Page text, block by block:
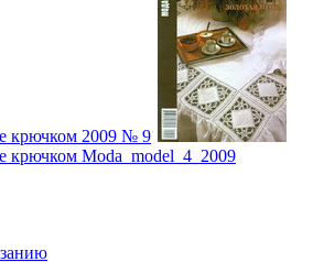
крючком 2009 № 9
крючком Moda_model_4_2009